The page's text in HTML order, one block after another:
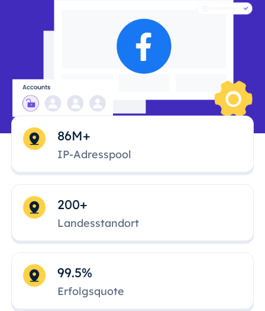
86M+
IP-Adresspool
200+
Landesstandort
99.5%
Erfolgsquote